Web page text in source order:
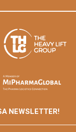
NEWSLETTER!